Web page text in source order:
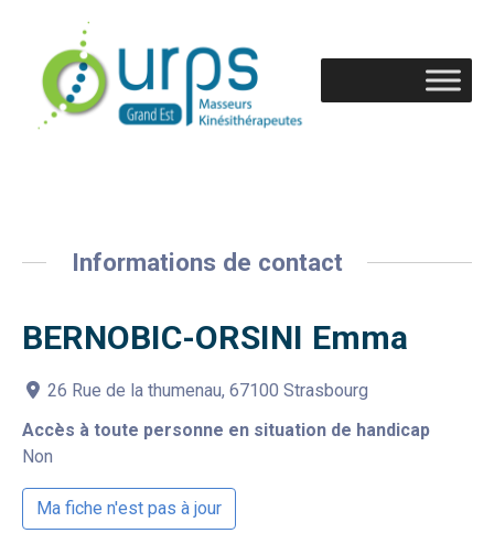
Informations de contact
BERNOBIC-ORSINI Emma
26 Rue de la thumenau, 67100 Strasbourg
Accès à toute personne en situation de handicap
Non
Ma fiche n'est pas à jour